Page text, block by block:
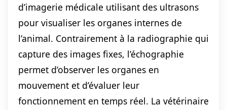
d’imagerie médicale utilisant des ultrasons
pour visualiser les organes internes de
l’animal. Contrairement à la radiographie qui
capture des images fixes, l’échographie
permet d’observer les organes en
mouvement et d’évaluer leur
fonctionnement en temps réel. La vétérinaire